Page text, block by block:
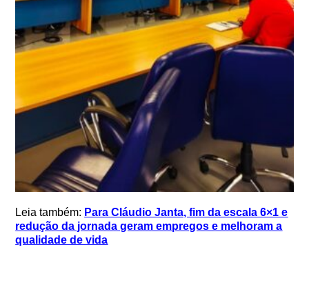
Leia também: Para Cláudio Janta, fim da escala 6×1 e
redução da jornada geram empregos e melhoram a
qualidade de vida